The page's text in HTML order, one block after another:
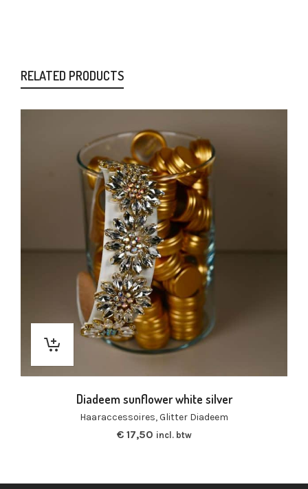
RELATED PRODUCTS
Diadeem sunflower white silver
Haaraccessoires,Glitter Diadeem
€17,50 incl. btw